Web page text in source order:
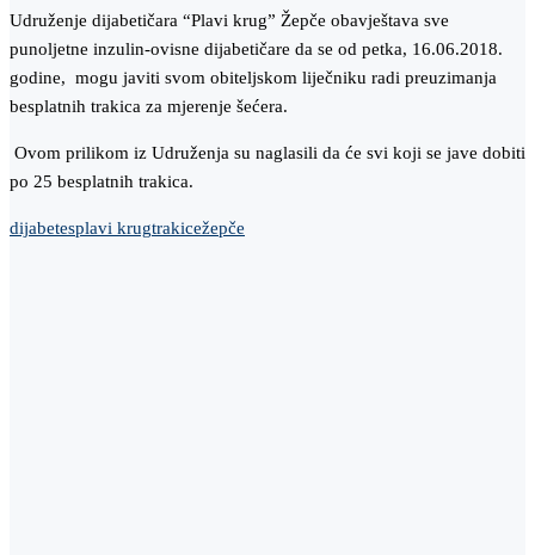
Udruženje dijabetičara “Plavi krug” Žepče obavještava sve
punoljetne inzulin-ovisne dijabetičare da se od petka, 16.06.2018.
godine, mogu javiti svom obiteljskom liječniku radi preuzimanja
besplatnih trakica za mjerenje šećera.
Ovom prilikom iz Udruženja su naglasili da će svi koji se jave dobiti
po 25 besplatnih trakica.
dijabetesplavi krugtrakicežepče